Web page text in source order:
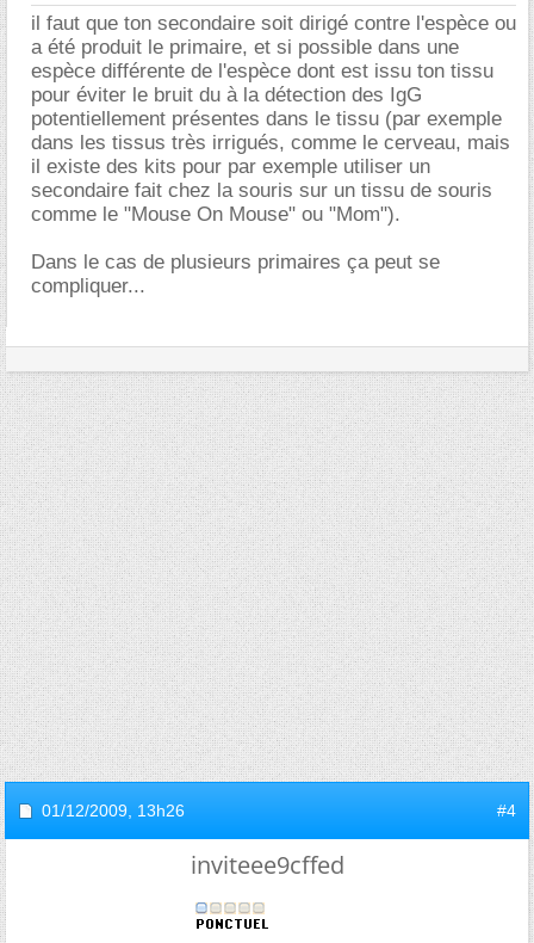
il faut que ton secondaire soit dirigé contre l'espèce ou
a été produit le primaire, et si possible dans une
espèce différente de l'espèce dont est issu ton tissu
pour éviter le bruit du à la détection des IgG
potentiellement présentes dans le tissu (par exemple
dans les tissus très irrigués, comme le cerveau, mais
il existe des kits pour par exemple utiliser un
secondaire fait chez la souris sur un tissu de souris
comme le "Mouse On Mouse" ou "Mom").
Dans le cas de plusieurs primaires ça peut se
compliquer...
01/12/2009, 13h26 #4
inviteee9cffed